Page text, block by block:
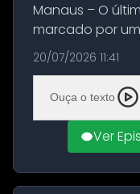
Manaus – O
marcado por
resultou na
BR-174, na
com destino a
20/07/2026 11:41
Ouça o texto
Ver